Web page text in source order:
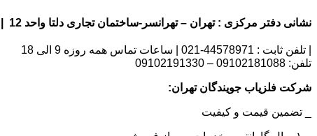
نشانی دفتر مرکزی : تهران – تهرانسر-ساختمان تجاری دلتا واحد 12 | شماره تماس : 09102181088
| تلفن ثابت : 44578971-021 | ساعات تماس همه روزه 9 الی 18
تلفن: 09102181088 – 09102191330
شرکت فلزیاب جویندگان تهران:
_ تضمین قیمت و کیفیت